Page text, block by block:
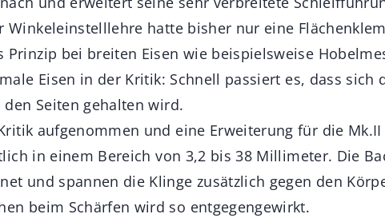
Winkeleinstelllehre hatte bisher nur eine
Prinzip bei breiten Eisen wie beispielsweise
Eisen in der Kritik: Schnell passiert es, dass sich
Seiten gehalten wird.
aufgenommen und eine Erweiterung für die
in einem Bereich von 3,2 bis 38 Millimeter. Die
und spannen die Klinge zusätzlich gegen den
beim Schärfen wird so entgegengewirkt.